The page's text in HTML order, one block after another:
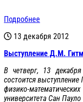
Подробнее
13 декабря 2012
Выступление Д.М.
В четверг, 13
состоится
физико-
университета Сан